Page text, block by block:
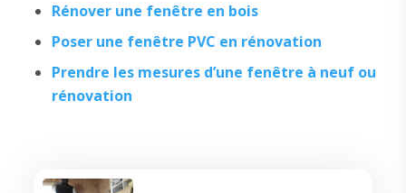
Rénover une fenêtre en bois
Poser une fenêtre PVC en rénovation
Prendre les mesures d’une fenêtre à neuf ou
rénovation